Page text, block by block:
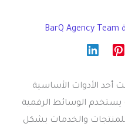
BarQ Agency Team
أحد الأدوات الأساسية
يستخدم الوسائط الرقمية
للمنتجات والخدمات بشكل